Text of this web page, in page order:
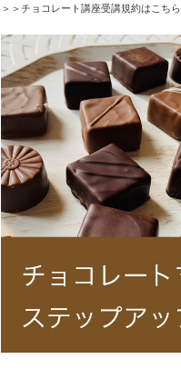
＞＞チョコレート講座受講規約はこちら